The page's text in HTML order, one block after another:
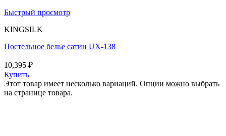
Быстрый просмотр
KINGSILK
Постельное белье сатин UX-138
10,395 ₽
Купить
Этот товар имеет несколько вариаций. Опции можно выбрать
на странице товара.